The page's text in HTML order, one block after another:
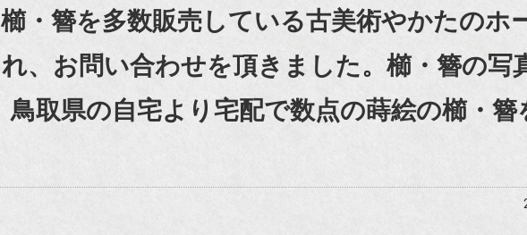
・簪を多数販売している古美術やかたのホ
、お問い合わせを頂きました。櫛・簪の写
取県の自宅より宅配で数点の蒔絵の櫛・簪